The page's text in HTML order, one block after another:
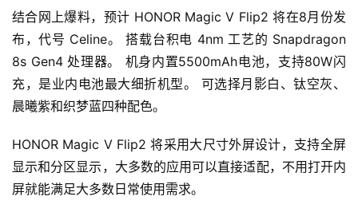
结合网上爆料，预计 HONOR Magic V Flip2 将在8月份发
布，代号 Celine。 搭载台积电 4nm 工艺的 Snapdragon
8s Gen4 处理器。 机身内置5500mAh电池，支持80W闪
充，是业内电池最大细折机型。 可选择月影白、钛空灰、
晨曦紫和织梦蓝四种配色。
HONOR Magic V Flip2 将采用大尺寸外屏设计，支持全屏
显示和分区显示，大多数的应用可以直接适配，不用打开内
屏就能满足大多数日常使用需求。